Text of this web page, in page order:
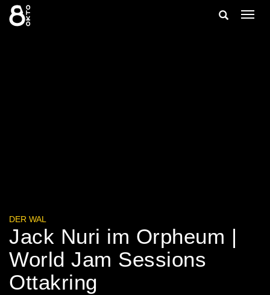
Zum
Inhalt
springen
Suche
DER WAL
Jack Nuri im Orpheum |
World Jam Sessions
Ottakring